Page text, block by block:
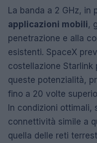
La banda a 2 GHz, in
applicazioni mobili,
penetrazione e alla
esistenti. SpaceX
costellazione
queste potenzialità,
fino a 20 volte
In condizioni ottimali,
connettività simile a
quella delle reti